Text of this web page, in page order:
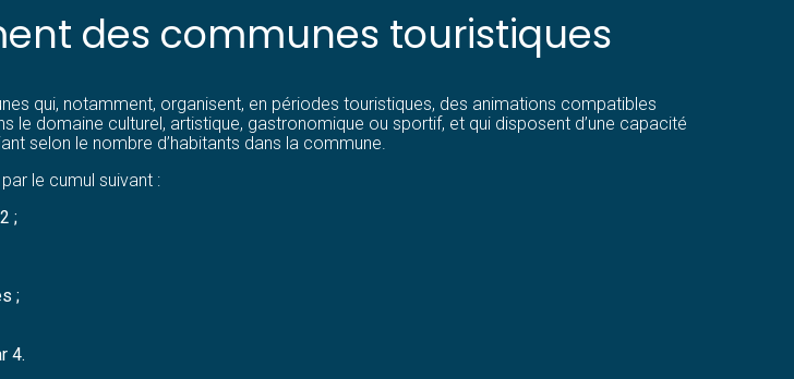
des communes touristiques
qui, notamment, organisent, en périodes touristiques, des animations compatibles
domaine culturel, artistique, gastronomique ou sportif, et qui disposent d’une capacité
selon le nombre d’habitants dans la commune.
le cumul suivant :
;
;
4.